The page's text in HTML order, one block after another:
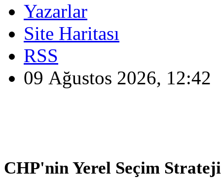
Yazarlar
Site Haritası
RSS
09 Ağustos 2026, 12:42
CHP'nin Yerel Seçim